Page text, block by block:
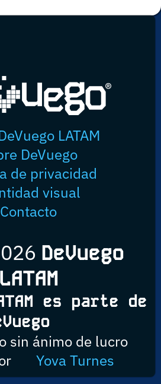
LATAM
DeVuego
de privacidad
visual
Contacto
DeVuego
LATAM
es parte de
sin ánimo de lucro
Yova Turnes